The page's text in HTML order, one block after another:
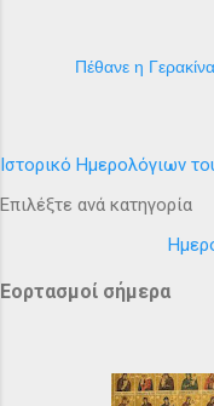
Πέθανε η
Ιστορικό Ημερολόγιων
Επιλέξτε ανά κατηγορία
Εορτασμοί σήμερα